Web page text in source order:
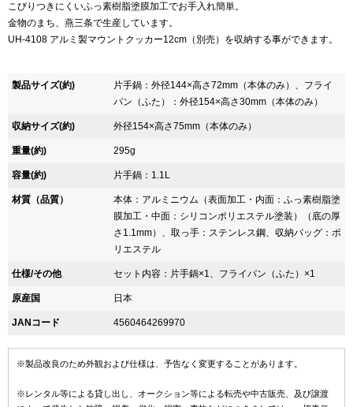
こびりつきにくいふっ素樹脂塗膜加工でお手入れ簡単。
金物のまち、燕三条で生産しています。
UH-4108 アルミ製マウントクッカー12cm（別売）を収納する事ができます。
製品サイズ(約)
片手鍋：外径144×高さ72mm（本体のみ）、フライ
パン（ふた）：外径154×高さ30mm（本体のみ）
収納サイズ(約) 外径154×高さ75mm（本体のみ）
重量(約) 295g
容量(約) 片手鍋：1.1L
材質（品質）
本体：アルミニウム（表面加工・内面：ふっ素樹脂塗
膜加工・中面：シリコンポリエステル塗装）（底の厚
さ1.1mm）、取っ手：ステンレス鋼、収納バッグ：ポ
リエステル
仕様/その他 セット内容：片手鍋×1、フライパン（ふた）×1
原産国 日本
JANコード 4560464269970
※製品改良のため外観および仕様は、予告なく変更することがあります。
※レンタル等による貸し出し、オークション等による転売や中古販売、及び譲渡